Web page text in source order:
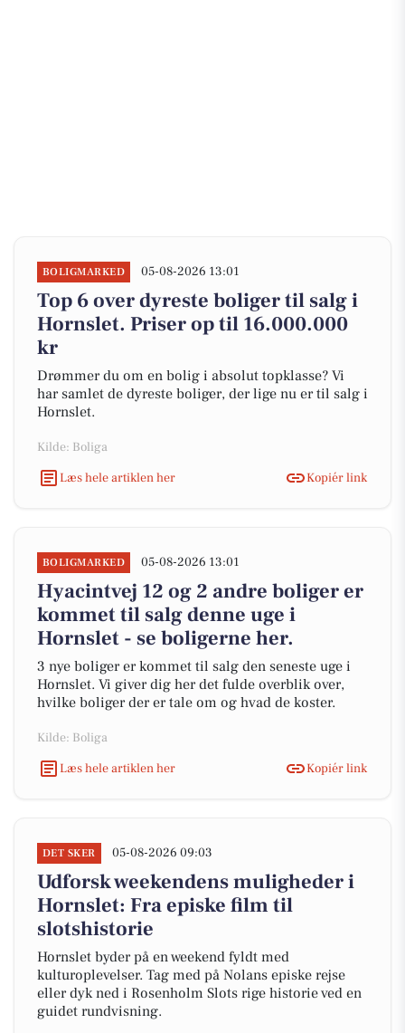
BOLIGMARKED 05-08-2026 13:01
Top 6 over dyreste boliger til salg i
Hornslet. Priser op til 16.000.000
kr
Drømmer du om en bolig i absolut topklasse? Vi
har samlet de dyreste boliger, der lige nu er til salg i
Hornslet.
Kilde: Boliga
Læs hele artiklen her
Kopiér link
BOLIGMARKED 05-08-2026 13:01
Hyacintvej 12 og 2 andre boliger er
kommet til salg denne uge i
Hornslet - se boligerne her.
3 nye boliger er kommet til salg den seneste uge i
Hornslet. Vi giver dig her det fulde overblik over,
hvilke boliger der er tale om og hvad de koster.
Kilde: Boliga
Læs hele artiklen her
Kopiér link
DET SKER 05-08-2026 09:03
Udforsk weekendens muligheder i
Hornslet: Fra episke film til
slotshistorie
Hornslet byder på en weekend fyldt med
kulturoplevelser. Tag med på Nolans episke rejse
eller dyk ned i Rosenholm Slots rige historie ved en
guidet rundvisning.